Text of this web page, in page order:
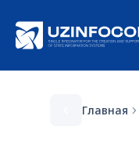
Главная